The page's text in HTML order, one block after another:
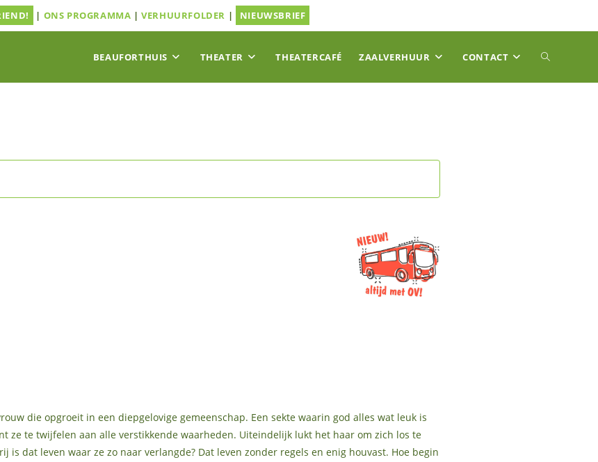
| ONS PROGRAMMA |VERHUURFOLDER | NIEUWSBRIEF
BEAUFORTHUIS THEATER THEATERCAFÉ ZAALVERHUUR CONTACT TOGGLE
die opgroeit in een diepgelovige gemeenschap. Een sekte waarin god alles wat leuk is
ze te twijfelen aan alle verstikkende waarheden. Uiteindelijk lukt het haar om zich los te
is dat leven waar ze zo naar verlangde? Dat leven zonder regels en enig houvast. Hoe begin